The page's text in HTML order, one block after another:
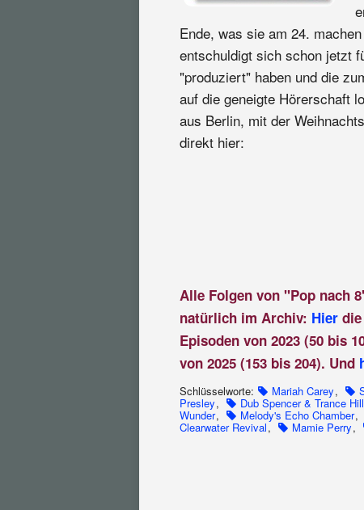
Ende, was sie am 24.
entschuldigt sich schon jetzt
"produziert" haben und die
auf die geneigte Hörerschaft
aus Berlin, mit der
direkt hier:
Alle Folgen von "Pop nach
natürlich im Archiv: Hier
Episoden von 2023 (50 bis
von 2025 (153 bis 204). Und
Schlüsselworte: Mariah Carey,
Presley, Dub Spencer & Trance Hill
Wunder, Melody's Echo Chamber,
Clearwater Revival, Mamie Perry,